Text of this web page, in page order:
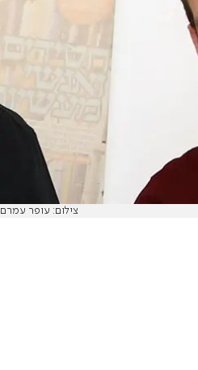
צילום: עופר עמרם